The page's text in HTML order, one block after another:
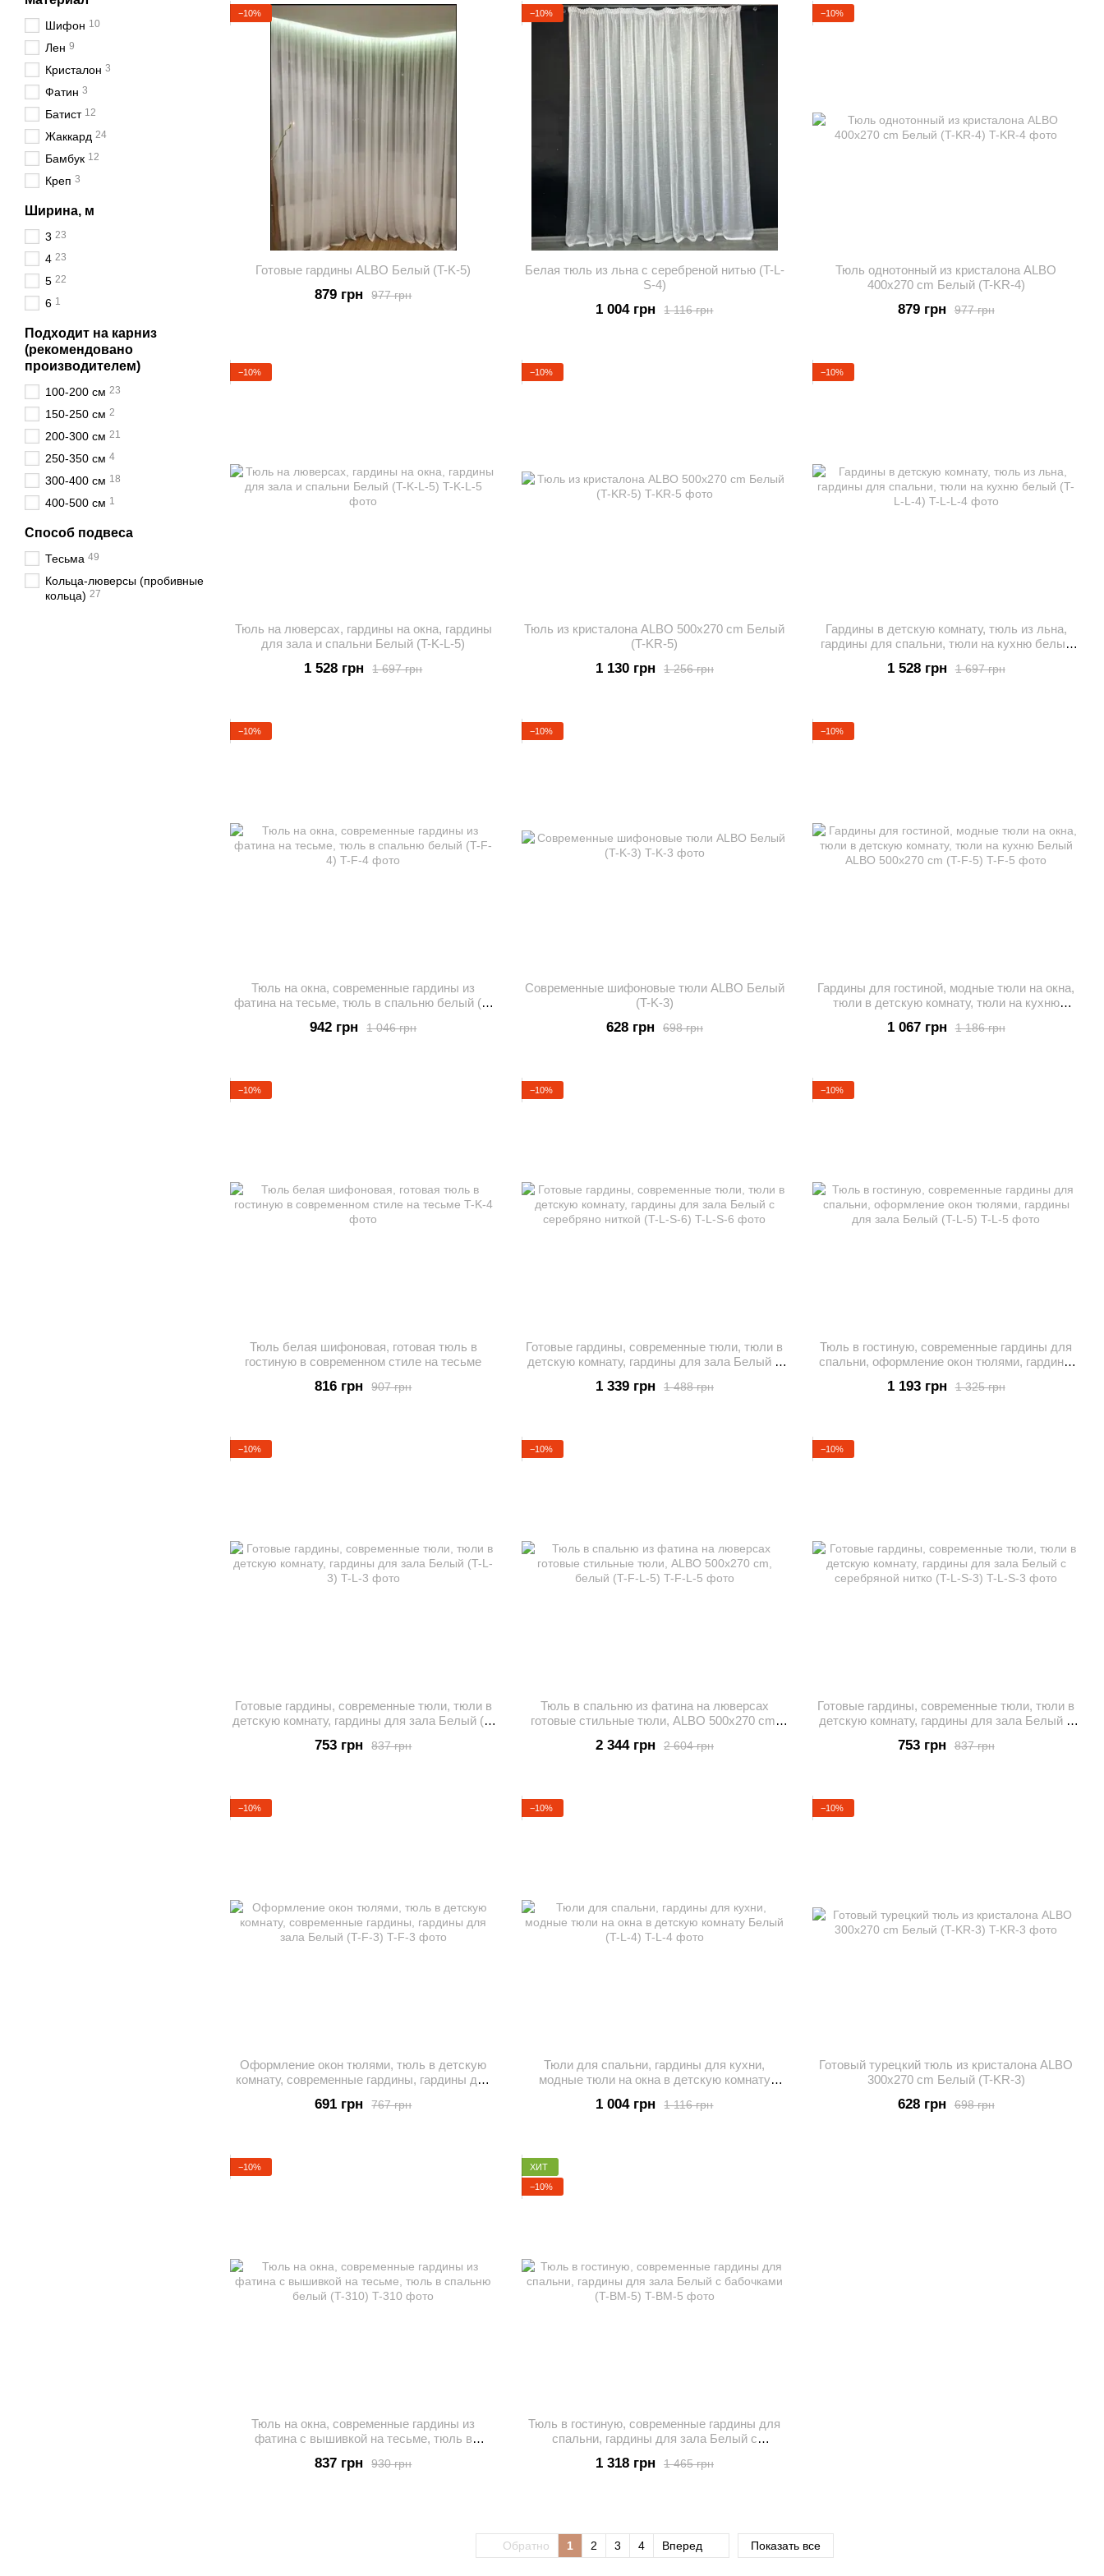
−10%
Готовые гардины ALBO Белый (T-K-5)
977 грн
879 грн
−10%
Белая тюль из льна с серебреной нитью (T-L-
S-4)
1 116 грн
1 004 грн
−10%
Тюль однотонный из кристалона ALBO
400x270 cm Белый (T-KR-4)
977 грн
879 грн
−10%
Тюль на люверсах, гардины на окна, гардины
для зала и спальни Белый (T-K-L-5)
1 697 грн
1 528 грн
−10%
Тюль из кристалона ALBO 500x270 cm Белый
(T-KR-5)
1 256 грн
1 130 грн
−10%
Гардины в детскую комнату, тюль из льна,
гардины для спальни, тюли на кухню белый
1 697 грн
1 528 грн
−10%
Тюль на окна, современные гардины из
фатина на тесьме, тюль в спальню белый (T-
1 046 грн
942 грн
−10%
Современные шифоновые тюли ALBO Белый
(T-K-3)
698 грн
628 грн
−10%
Гардины для гостиной, модные тюли на окна,
тюли в детскую комнату, тюли на кухню
1 186 грн
1 067 грн
−10%
Тюль белая шифоновая, готовая тюль в
гостиную в современном стиле на тесьме
907 грн
816 грн
−10%
Готовые гардины, современные тюли, тюли в
детскую комнату, гардины для зала Белый с
1 488 грн
1 339 грн
−10%
Тюль в гостиную, современные гардины для
спальни, оформление окон тюлями, гардины
1 325 грн
1 193 грн
−10%
Готовые гардины, современные тюли, тюли в
детскую комнату, гардины для зала Белый (T-
837 грн
753 грн
−10%
Тюль в спальню из фатина на люверсах
готовые стильные тюли, ALBO 500x270 cm,
2 604 грн
2 344 грн
−10%
Готовые гардины, современные тюли, тюли в
детскую комнату, гардины для зала Белый с
837 грн
753 грн
−10%
Оформление окон тюлями, тюль в детскую
комнату, современные гардины, гардины для
767 грн
691 грн
−10%
Тюли для спальни, гардины для кухни,
модные тюли на окна в детскую комнату
1 116 грн
1 004 грн
−10%
Готовый турецкий тюль из кристалона ALBO
300x270 cm Белый (T-KR-3)
698 грн
628 грн
−10%
Тюль на окна, современные гардины из
фатина с вышивкой на тесьме, тюль в
930 грн
837 грн
ХИТ
−10%
Тюль в гостиную, современные гардины для
спальни, гардины для зала Белый с
1 465 грн
1 318 грн
Обратно 1 2 3 4 Вперед Показать все
Шифон 10
Лен 9
Кристалон 3
Фатин 3
Батист 12
Жаккард 24
Бамбук 12
Креп 3
Ширина, м
3 23
4 23
5 22
6 1
Подходит на карниз
(рекомендовано
производителем)
100-200 см 23
150-250 см 2
200-300 см 21
250-350 см 4
300-400 см 18
400-500 см 1
Способ подвеса
Тесьма 49
Кольца-люверсы (пробивные
кольца) 27